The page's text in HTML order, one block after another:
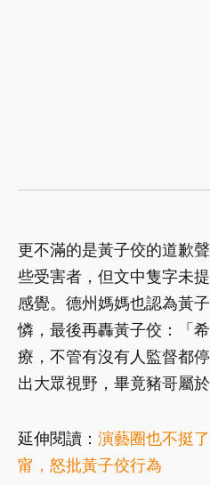
更不滿的是黃子佼的道歉
些受害者，但文中隻字未
感覺。德州媽媽也認為黃
憐，最後再轟黃子佼：「
療，不管有沒有人監督都
出大眾視野，畢竟豬哥屬
延伸閱讀： 演藝圈也不挺
甯，怒批黃子佼行為